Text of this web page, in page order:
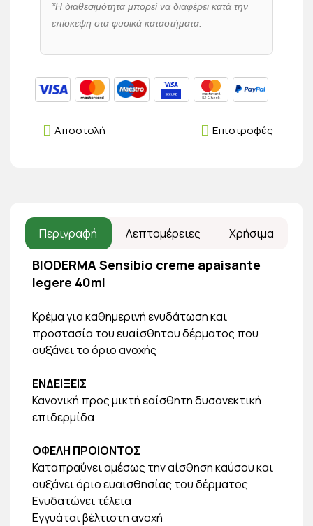
*Η διαθεσιμότητα μπορεί να διαφέρει κατά την
επίσκεψη στα φυσικά καταστήματα.
Επιστροφές
Αποστολή
Περιγραφή Λεπτομέρειες Χρήσιμα
BIODERMA Sensibio creme apaisante
legere 40ml
Κρέμα για καθημερινή ενυδάτωση και
προστασία του ευαίσθητου δέρματος που
αυξάνει το όριο ανοχής
ΕΝΔΕΙΞΕΙΣ
Κανονική προς μικτή εαίσθητη δυσανεκτική
επιδερμίδα
ΟΦΕΛΗ ΠΡΟΙΟΝΤΟΣ
Καταπραΰνει αμέσως την αίσθηση καύσου και
αυξάνει όριο ευαισθησίας του δέρματος
Ενυδατώνει τέλεια
Εγγυάται βέλτιστη ανοχή